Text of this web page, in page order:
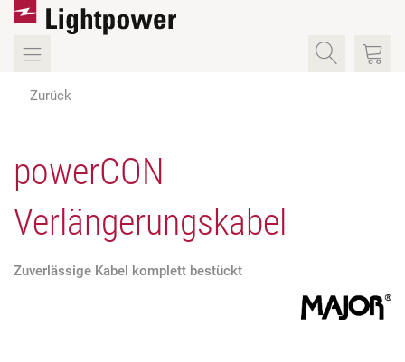
Zurück
powerCON
Verlängerungskabel
Zuverlässige Kabel komplett bestückt